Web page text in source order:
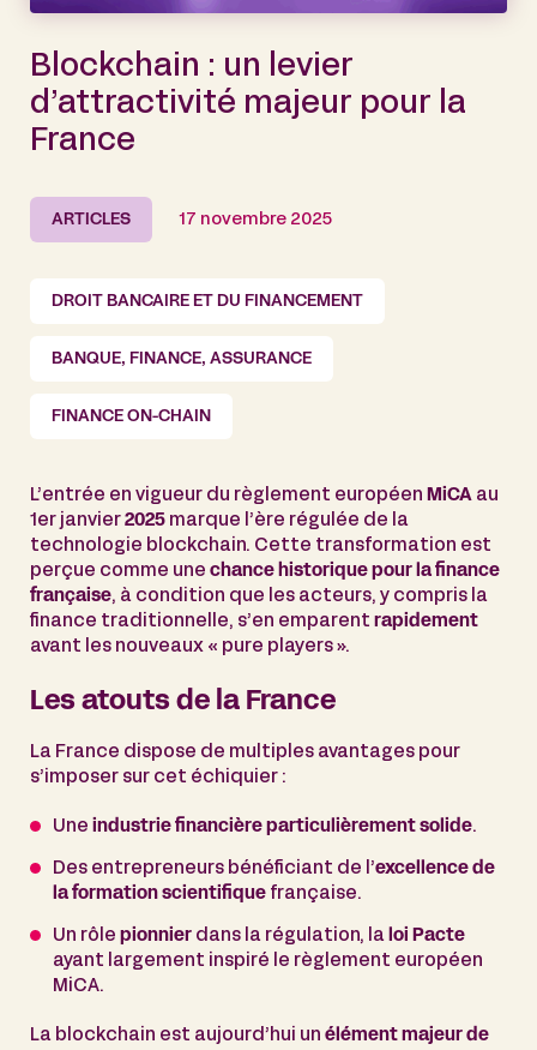
Blockchain : un levier
d’attractivité majeur pour la
France
ARTICLES 17 novembre 2025
DROIT BANCAIRE ET DU FINANCEMENT
BANQUE, FINANCE, ASSURANCE
FINANCE ON-CHAIN
L’entrée en vigueur du règlement européen MiCA au
1er janvier 2025 marque l’ère régulée de la
technologie blockchain. Cette transformation est
perçue comme une chance historique pour la finance
française, à condition que les acteurs, y compris la
finance traditionnelle, s’en emparent rapidement
avant les nouveaux « pure players ».
Les atouts de la France
La France dispose de multiples avantages pour
s’imposer sur cet échiquier :
Une industrie financière particulièrement solide.
Des entrepreneurs bénéficiant de l’excellence de
la formation scientifique française.
Un rôle pionnier dans la régulation, la loi Pacte
ayant largement inspiré le règlement européen
MiCA.
La blockchain est aujourd’hui un élément majeur de